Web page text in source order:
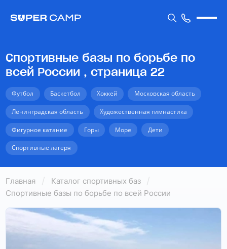
Спортивные базы по борьбе по
всей России , страница 22
Футбол Баскетбол Хоккей Московская область
Ленинградская область Художественная гимнастика
Фигурное катание Горы Море Дети
Спортивные лагеря
Главная
Каталог спортивных баз
Спортивные базы по борьбе по всей России